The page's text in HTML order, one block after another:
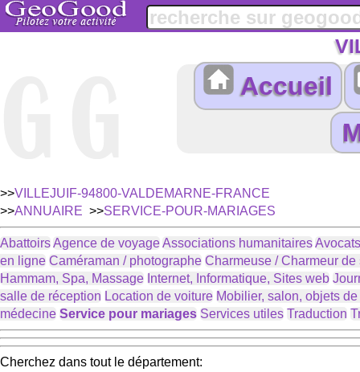
Accueil
>>VILLEJUIF-94800-VALDEMARNE-FRANCE
>>ANNUAIRE >>SERVICE-POUR-MARIAGES
AbattoirsAgence de voyageAssociations humanitaires
en ligne Caméraman / photographe Charmeuse / Charmeur de
Hammam, Spa, Massage Internet, Informatique, Sites web
salle de réception Location de voiture Mobilier, salon, objets
médecine Service pour mariages Services utiles Traduction
Cherchez dans tout le département: